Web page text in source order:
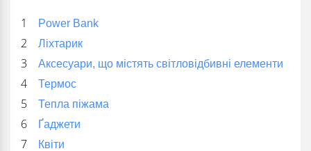
Power Bank
Ліхтарик
Аксесуари, що містять світловідбивні елементи
Термос
Тепла піжама
Ґаджети
Квіти